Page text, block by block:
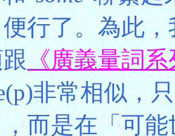
行了。為此
《廣義量詞
非常相似，
而是在「可